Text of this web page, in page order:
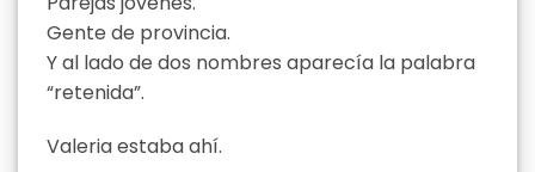
Gente de provincia.
Y al lado de dos nombres aparecía la palabra
“retenida”.
Valeria estaba ahí.